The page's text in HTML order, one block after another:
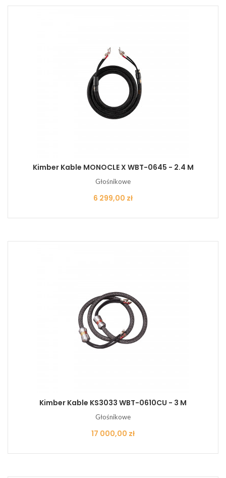
Kimber Kable MONOCLE X WBT-0645 - 2.4 M
Głośnikowe
Cena
6 299,00 zł
Kimber Kable KS3033 WBT-0610CU - 3 M
Głośnikowe
Cena
17 000,00 zł